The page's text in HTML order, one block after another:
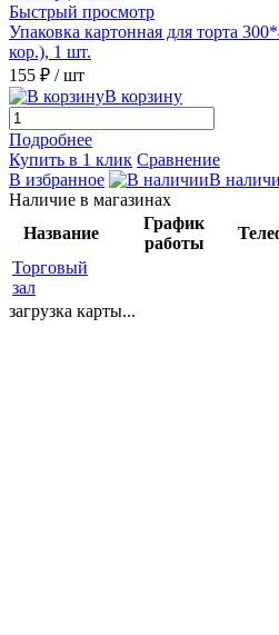
Быстрый просмотр
Упаковка картонная для торта
кор.), 1 шт.
155 ₽ / шт
В корзину
Подробнее
Купить в 1 клик Сравнение
В избранное
В
Наличие в магазинах
Название
График
работы
Торговый
зал
загрузка карты...